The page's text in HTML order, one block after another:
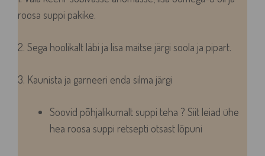
roosa suppi pakike.
2. Sega hoolikalt läbi ja lisa maitse järgi soola ja pipart.
3. Kaunista ja garneeri enda silma järgi
Soovid põhjalikumalt suppi teha ? Siit leiad ühe
hea roosa suppi retsepti otsast lõpuni